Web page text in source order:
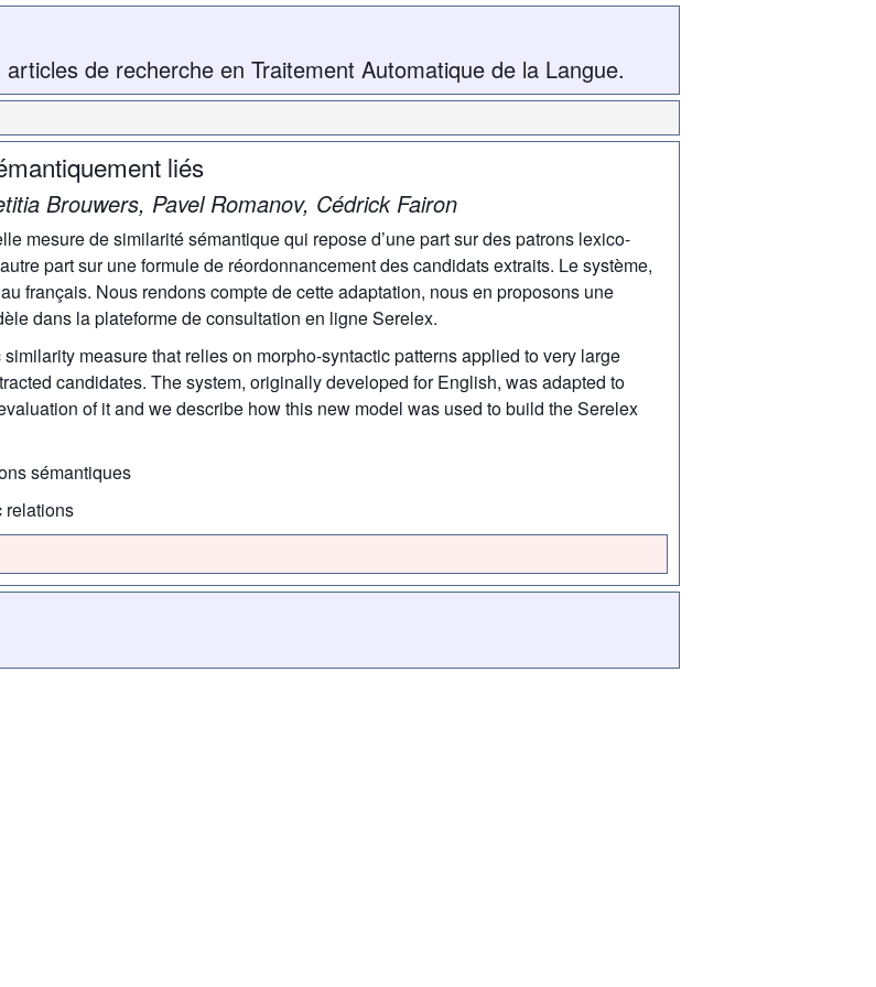
de recherche en Traitement Automatique de la Langue.
liés
Brouwers, Pavel Romanov, Cédrick Fairon
mesure de similarité sémantique qui repose d’une part sur des patrons lexico-
part sur une formule de réordonnancement des candidats extraits. Le système,
français. Nous rendons compte de cette adaptation, nous en proposons une
dans la plateforme de consultation en ligne Serelex.
measure that relies on morpho-syntactic patterns applied to very large
candidates. The system, originally developed for English, was adapted to
of it and we describe how this new model was used to build the Serelex
sémantiques
relations